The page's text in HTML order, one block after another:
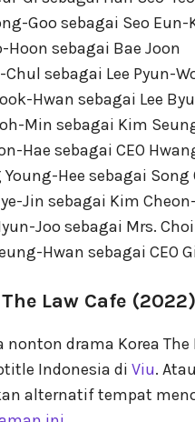
Goo sebagai Seo Eun-
Hoon sebagai Bae Joon
Chul sebagai Lee Pyun-
Hwan sebagai Lee
Min sebagai Kim
Hae sebagai CEO
Young-Hee sebagai Song
Jin sebagai Kim
Joo sebagai Mrs. Choi
Hwan sebagai CEO
Law Cafe
nonton drama Korea The
Indonesia di Viu.
alternatif tempat